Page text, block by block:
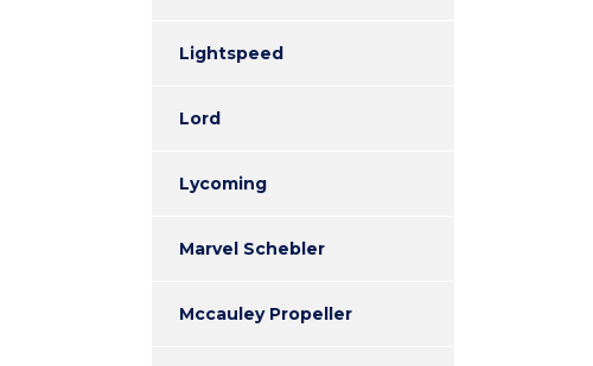
Lightspeed
Lord
Lycoming
Marvel Schebler
Mccauley Propeller